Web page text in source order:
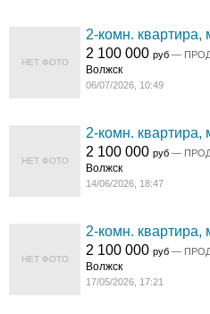
НЕТ ФОТО
2-комн. квартира,
2 100 000руб —
Волжск
06/07/2026, 10:49
НЕТ ФОТО
2-комн. квартира,
2 100 000руб —
Волжск
14/06/2026, 18:47
НЕТ ФОТО
2-комн. квартира,
2 100 000руб —
Волжск
17/05/2026, 17:21